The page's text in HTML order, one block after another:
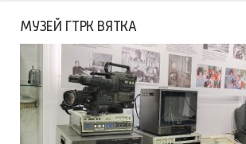
МУЗЕЙ ГТРК ВЯТКА